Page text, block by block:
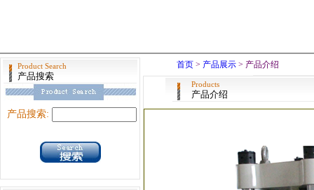
Product Search
产品搜索
产品搜索:
首页 > 产品展示 > 产品介绍
Products
产品介绍